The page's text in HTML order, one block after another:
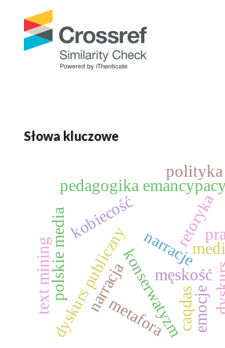
Słowa kluczowe
konserwatyzm
dyskurs publiczny
retoryka
narracje
narracja
pedagogika
męskość
kobiecość
polskie media
polityka
caqdas
text mining
metafora emocje